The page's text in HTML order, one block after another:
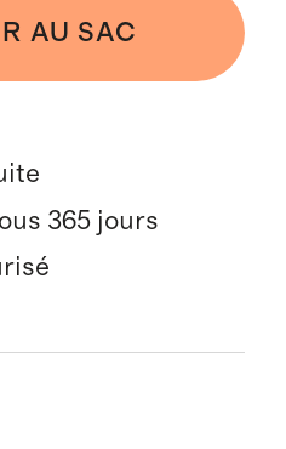
AU SAC
365 jours